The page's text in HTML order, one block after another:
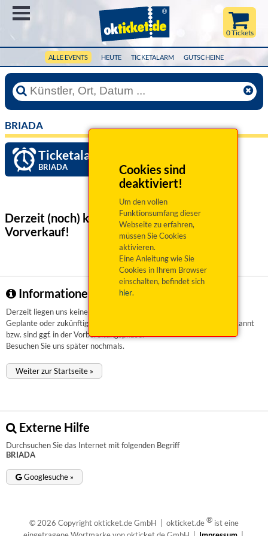
ALLE EVENTS HEUTE TICKETALARM GUTSCHEINE
0 Tickets
Cookies sind
deaktiviert!
Um den vollen
Funktionsumfang dieser
Webseite zu erfahren,
müssen Sie Cookies
aktivieren.
Eine Anleitung wie Sie
Cookies in Ihrem Browser
einschalten, befindet sich
hier.
BRIADA
Ticketalarm einrichten »
BRIADA
Derzeit (noch) keine Veranstaltungen
Vorverkauf!
Informationen zu BRIADA
Derzeit liegen uns keinerlei Informationen vor.
Geplante oder zukünftige Veranstaltungen sind uns aktuell nicht bekannt
bzw. sind ggf. in der Vorbereitungsphase.
Besuchen Sie uns später nochmals.
Weiter zur Startseite »
Externe Hilfe
Durchsuchen Sie das Internet mit folgenden Begriff
BRIADA
Googlesuche »
© 2026 Copyright okticket.de GmbH | okticket.de® ist eine